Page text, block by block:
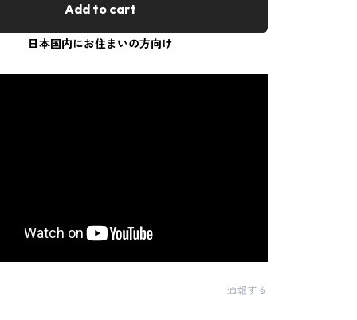
Add to cart
日本国内にお住まいの方向け
通報する